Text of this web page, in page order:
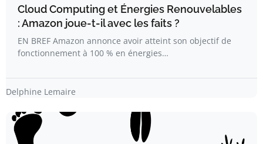
Cloud Computing et Énergies Renouvelables
: Amazon joue-t-il avec les faits ?
EN BREF Amazon annonce avoir atteint son objectif de
fonctionnement à 100 % en énergies…
Delphine Lemaire